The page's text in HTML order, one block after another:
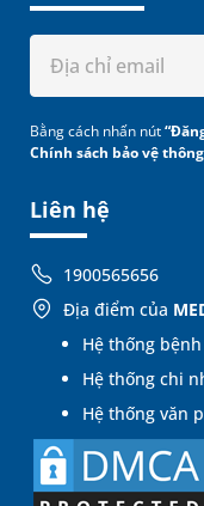
Liên hệ
1900565656
Địa điểm của
Hệ thống
Hệ thống chi
Hệ thống văn
Bằng cách nhấn nút
Chính sách bảo vệ